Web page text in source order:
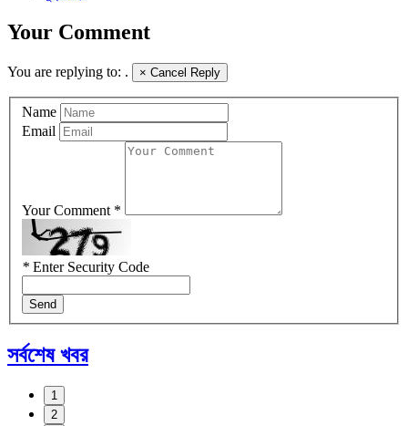
Your Comment
You are replying to: . × Cancel Reply
Name
Email
Your Comment *
* Enter Security Code
Send
সর্বশেষ খবর
1
2